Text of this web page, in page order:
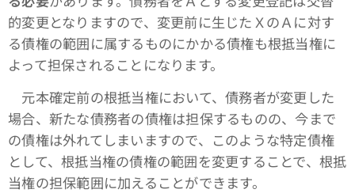
的変更となりますので、変更前に生じたＸのＡに対す
る債権の範囲に属するものにかかる債権も根抵当権に
よって担保されることになります。
元本確定前の根抵当権において、債務者が変更した
場合、新たな債務者の債権は担保するものの、今まで
の債権は外れてしまいますので、このような特定債権
として、根抵当権の債権の範囲を変更することで、根抵
当権の担保範囲に加えることができます。